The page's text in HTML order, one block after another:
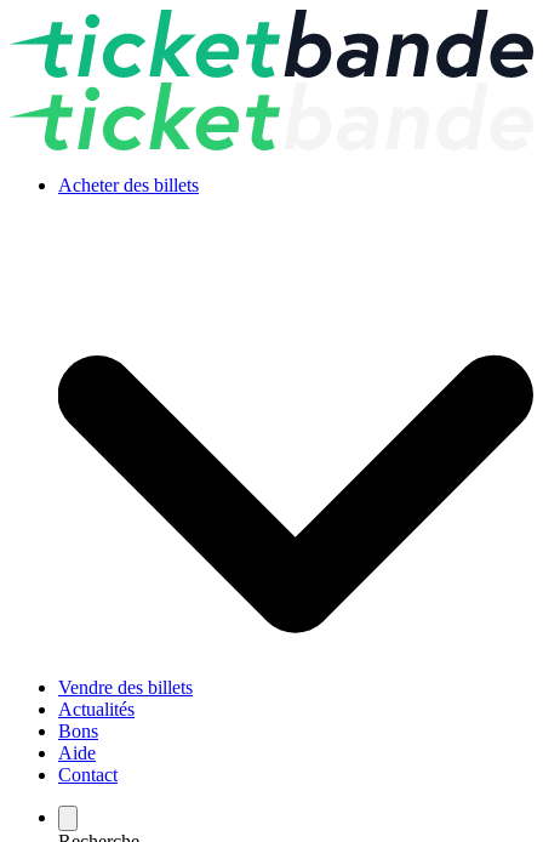
Acheter des billets
Vendre des billets
Actualités
Bons
Aide
Contact